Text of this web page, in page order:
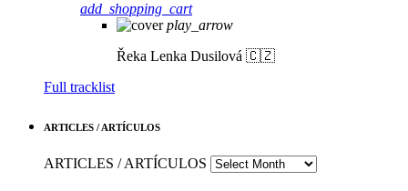
add_shopping_cart
play_arrow
Řeka Lenka Dusilová 🇨🇿
Full tracklist
ARTICLES / ARTÍCULOS
ARTICLES / ARTÍCULOS